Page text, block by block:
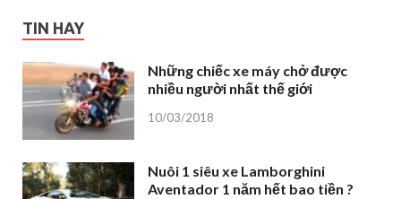
TIN HAY
Những chiếc xe máy chở được
nhiều người nhất thế giới
10/03/2018
Nuôi 1 siêu xe Lamborghini
Aventador 1 năm hết bao tiền ?